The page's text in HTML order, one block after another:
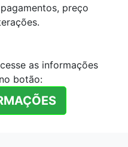
preço
as informações
botão: